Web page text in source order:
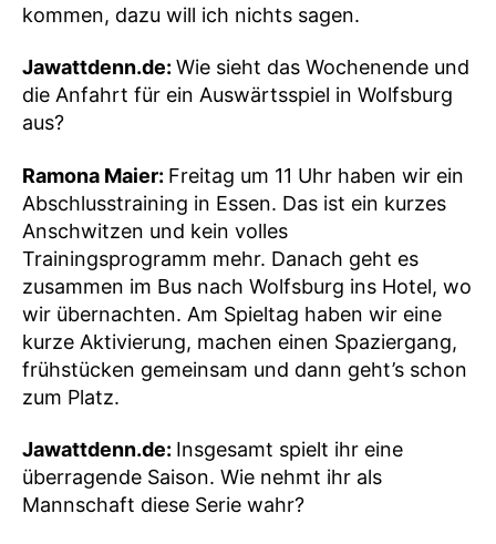
kommen, dazu will ich nichts sagen.
Jawattdenn.de: Wie sieht das Wochenende und
die Anfahrt für ein Auswärtsspiel in Wolfsburg
aus?
Ramona Maier: Freitag um 11 Uhr haben wir ein
Abschlusstraining in Essen. Das ist ein kurzes
Anschwitzen und kein volles
Trainingsprogramm mehr. Danach geht es
zusammen im Bus nach Wolfsburg ins Hotel, wo
wir übernachten. Am Spieltag haben wir eine
kurze Aktivierung, machen einen Spaziergang,
frühstücken gemeinsam und dann geht’s schon
zum Platz.
Jawattdenn.de: Insgesamt spielt ihr eine
überragende Saison. Wie nehmt ihr als
Mannschaft diese Serie wahr?